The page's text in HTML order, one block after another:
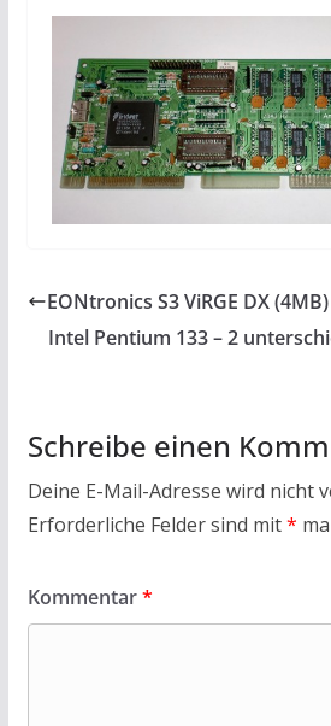
EONtronics S3 ViRGE DX (4MB)
Intel Pentium 133 – 2
Schreibe einen
Deine E-Mail-Adresse wird nicht
Erforderliche Felder sind mit*
Kommentar*